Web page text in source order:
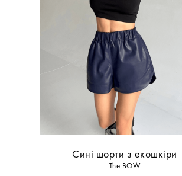
Сині шорти з екошкіри
The BOW